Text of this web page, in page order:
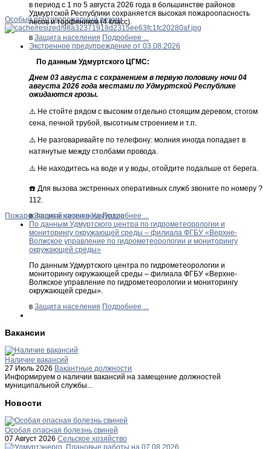
Особый противопожарный режим
Пожароопасный сезон в Удмуртии
в период с 1 по 5 августа 2026 года в большинстве районов
Удмуртской Республики сохраняется высокая пожароопасность
лесов и торфяников (4 класс).
в Защита населения Подробнее ...
Экстренное предупреждение от 03.08.2026
По данным Удмуртского ЦГМС:
Днем 03 августа с сохранением в первую половину ночи 04
августа 2026 года местами по Удмуртской Республике
ожидаются грозы.
⚠️ Не стойте рядом с высоким отдельно стоящим деревом, стогом
сена, печной трубой, высотным строением и т.п.
⚠️ Не разговаривайте по телефону: молния иногда попадает в
натянутые между столбами провода.
⚠️ Не находитесь на воде и у воды, отойдите подальше от берега.
☎️ Для вызова экстренных оперативных служб звоните по номеру ?
112.
вЗащита населения Подробнее ...
По данным Удмуртского центра по гидрометеорологии и
мониторингу окружающей среды – филиала ФГБУ «Верхне-
Волжское управление по гидрометеорологии и мониторингу
окружающей среды»
По данным Удмуртского центра по гидрометеорологии и
мониторингу окружающей среды – филиала ФГБУ «Верхне-
Волжское управление по гидрометеорологии и мониторингу
окружающей среды».
в Защита населения Подробнее ...
Вакансии
Наличие вакансий
27 Июль 2026 Вакантные должности
Информируем о наличии вакансий на замещение должностей
муниципальной службы...
Новости
Особая опасная болезнь свиней
07 Август 2026 Сельское хозяйство